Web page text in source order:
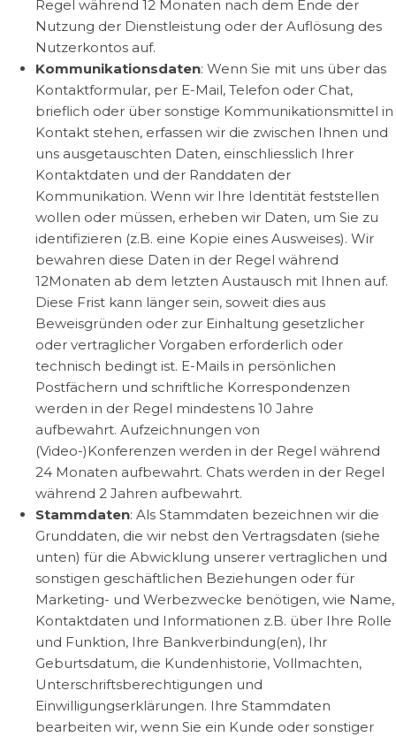
Regel während 12 Monaten nach dem Ende der
Nutzung der Dienstleistung oder der Auflösung des
Nutzerkontos auf.
Kommunikationsdaten: Wenn Sie mit uns über das
Kontaktformular, per E-Mail, Telefon oder Chat,
brieflich oder über sonstige Kommunikationsmittel in
Kontakt stehen, erfassen wir die zwischen Ihnen und
uns ausgetauschten Daten, einschliesslich Ihrer
Kontaktdaten und der Randdaten der
Kommunikation. Wenn wir Ihre Identität feststellen
wollen oder müssen, erheben wir Daten, um Sie zu
identifizieren (z.B. eine Kopie eines Ausweises). Wir
bewahren diese Daten in der Regel während
12Monaten ab dem letzten Austausch mit Ihnen auf.
Diese Frist kann länger sein, soweit dies aus
Beweisgründen oder zur Einhaltung gesetzlicher
oder vertraglicher Vorgaben erforderlich oder
technisch bedingt ist. E-Mails in persönlichen
Postfächern und schriftliche Korrespondenzen
werden in der Regel mindestens 10 Jahre
aufbewahrt. Aufzeichnungen von
(Video-)Konferenzen werden in der Regel während
24 Monaten aufbewahrt. Chats werden in der Regel
während 2 Jahren aufbewahrt.
Stammdaten: Als Stammdaten bezeichnen wir die
Grunddaten, die wir nebst den Vertragsdaten (siehe
unten) für die Abwicklung unserer vertraglichen und
sonstigen geschäftlichen Beziehungen oder für
Marketing- und Werbezwecke benötigen, wie Name,
Kontaktdaten und Informationen z.B. über Ihre Rolle
und Funktion, Ihre Bankverbindung(en), Ihr
Geburtsdatum, die Kundenhistorie, Vollmachten,
Unterschriftsberechtigungen und
Einwilligungserklärungen. Ihre Stammdaten
bearbeiten wir, wenn Sie ein Kunde oder sonstiger